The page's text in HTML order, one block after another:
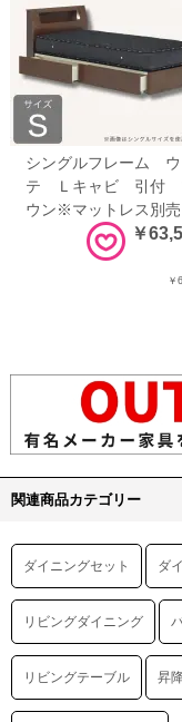
シングルフレーム
テ Ｌキャビ 引付
ウン※マットレス別売
￥
￥
関連商品カテゴリー
ダイニングセット ダ
リビングダイニング
リビングテーブル 昇